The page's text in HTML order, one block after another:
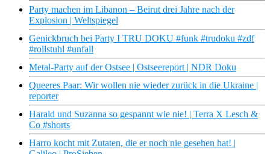
Party machen im Libanon – Beirut drei Jahre nach der
Explosion | Weltspiegel
Genickbruch bei Party I TRU DOKU #funk #trudoku #zdf
#rollstuhl #unfall
Metal-Party auf der Ostsee | Ostseereport | NDR Doku
Queeres Paar: Wir wollen nie wieder zurück in die Ukraine |
reporter
Harald und Suzanna so gespannt wie nie! | Terra X Lesch &
Co #shorts
Harro kocht mit Zutaten, die er noch nie gesehen hat! |